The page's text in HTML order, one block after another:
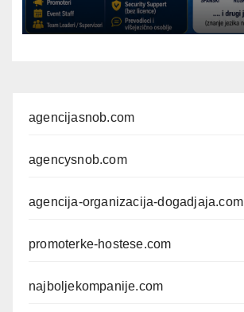
agencijasnob.com
agencysnob.com
agencija-organizacija-dogadjaja.com
promoterke-hostese.com
najboljekompanije.com